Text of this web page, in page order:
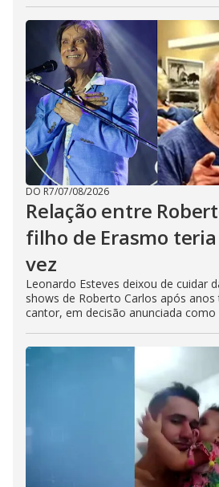
DO R7/07/08/2026
Relação entre
filho de Erasmo
vez
Leonardo Esteves deixou de cuidar
shows de Roberto Carlos após
cantor, em decisão anunciada como